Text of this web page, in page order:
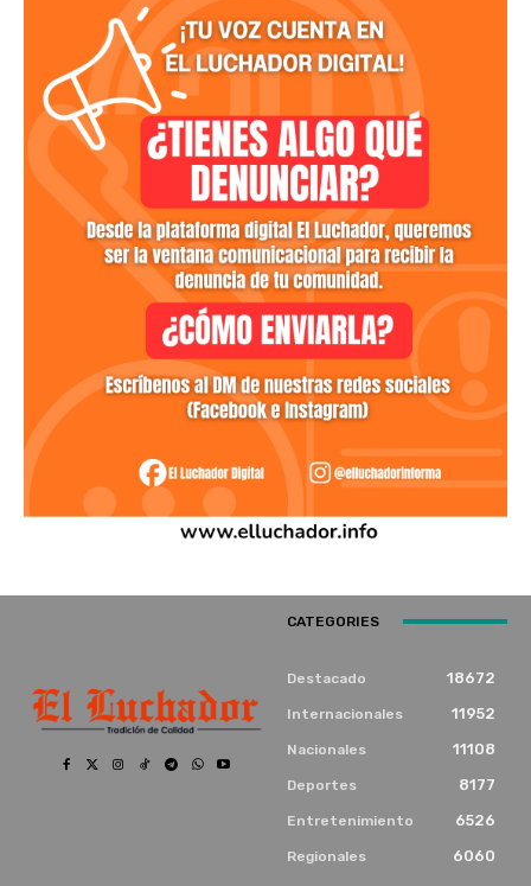
CATEGORIES
Destacado 18672
Internacionales 11952
Nacionales 11108
Deportes 8177
Entretenimiento 6526
Regionales 6060